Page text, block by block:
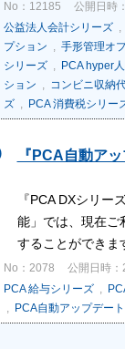
No：12185 公開日時
公益法人会計シリーズ,
プション , 手形管理オ
シリーズ, PCA hyper
ション , コンビニ収納
ズ, PCA 消費税シリー
『PCA自動ア
『PCA DXシリ
能」では、現在ご
することができま
No：2078 公開日時
PCA 給与シリーズ,
, PCA自動アップデー